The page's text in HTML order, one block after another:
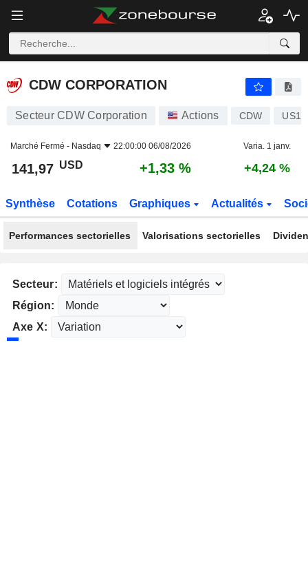
CDW CORPORATION
CDW CORPORATION
Secteur CDW Corporation Actions CDW
Marché Fermé - Nasdaq 22:00:00 06/08/2026 Varia. 1 janv.
141,97 USD +1,33 % +4,24 %
Synthèse Cotations Graphiques Actualités
Performances sectorielles Valorisations sectorielles
Secteur:
Région:
Axe X: